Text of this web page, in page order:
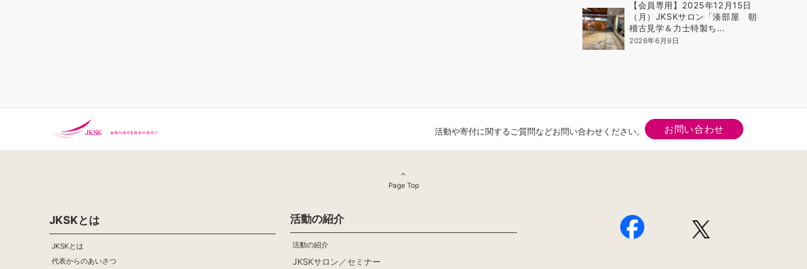
【会員専用】2025年12月15日
（月）JKSKサロン「湊部屋 朝
稽古見学＆力士特製ち...
2026年6月9日
活動や寄付に関するご質問などお問い合わせください。 お問い合わせ
Page Top
JKSKとは
JKSKとは
代表からのあいさつ
活動の紹介
活動の紹介
JKSKサロン／セミナー